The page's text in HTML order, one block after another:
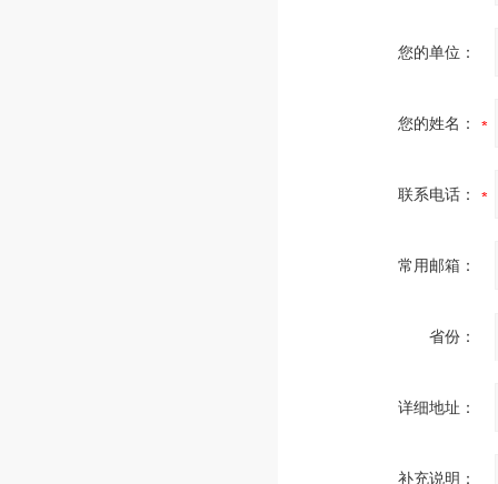
您的单位：
您的姓名：
联系电话：
常用邮箱：
省份：
详细地址：
补充说明：